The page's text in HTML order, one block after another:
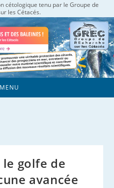
cétologique tenu par le Groupe de
les Cétacés.
MENU
golfe de
avancée